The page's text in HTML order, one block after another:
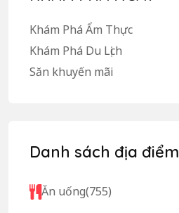
Khám Phá Ẩm Thực
Khám Phá Du Lịch
Săn khuyến mãi
Danh sách địa điểm
Ăn uống(755)